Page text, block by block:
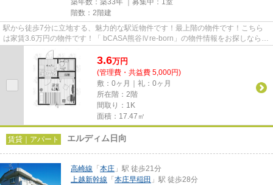
築年数：築33年 ｜募集中： 1室
階数：2階建
駅から徒歩7分に立地する、魅力的な駅近物件です！最上階の物件です！こちら
は家賃3.6万円の物件です！「 bCASA熊⾕Ⅳre-born」の物件情報をお探しならお
気軽にお問い合わせください！...
3.6万円
(管理費・共益費 5,000円)
敷：0ヶ月｜礼：0ヶ月
所在階：2階
間取り：1K
面積：17.47㎡
賃貸｜アパート エルディム日向
高崎線 「 本庄 」駅 徒歩21分
上越新幹線 「 本庄早稲田 」駅 徒歩28分